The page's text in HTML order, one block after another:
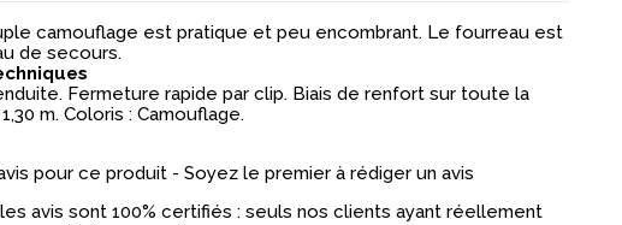
camouflage est pratique et peu encombrant. Le fourreau est
de secours.
Fermeture rapide par clip. Biais de renfort sur toute la
m. Coloris : Camouflage.
pour ce produit - Soyez le premier à rédiger un avis
avis sont 100% certifiés : seuls nos clients ayant réellement